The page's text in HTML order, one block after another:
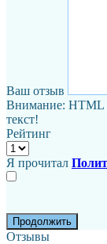
Ваш отзыв
Внимание: HTML
текст!
Рейтинг
Я прочитал
Продолжить
Отзывы